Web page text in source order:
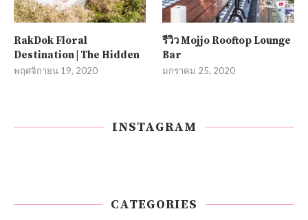
RakDok Floral
Destination | The Hidden
พฤศจิกายน 19, 2020
รีวิว Mojjo Rooftop Lounge
Bar
มกราคม 25, 2020
INSTAGRAM
CATEGORIES